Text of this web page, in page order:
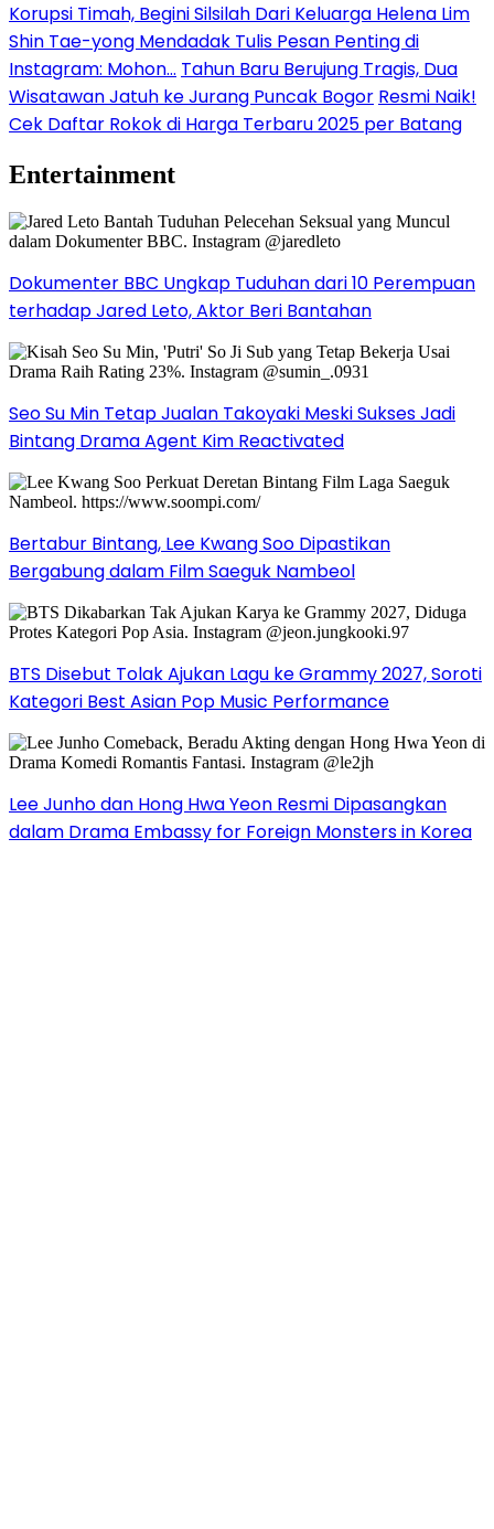
Korupsi Timah, Begini Silsilah Dari Keluarga Helena Lim
Shin Tae-yong Mendadak Tulis Pesan Penting di
Instagram: Mohon… Tahun Baru Berujung Tragis, Dua
Wisatawan Jatuh ke Jurang Puncak Bogor Resmi Naik!
Cek Daftar Rokok di Harga Terbaru 2025 per Batang
Entertainment
Dokumenter BBC Ungkap Tuduhan dari 10 Perempuan
terhadap Jared Leto, Aktor Beri Bantahan
Seo Su Min Tetap Jualan Takoyaki Meski Sukses Jadi
Bintang Drama Agent Kim Reactivated
Bertabur Bintang, Lee Kwang Soo Dipastikan
Bergabung dalam Film Saeguk Nambeol
BTS Disebut Tolak Ajukan Lagu ke Grammy 2027, Soroti
Kategori Best Asian Pop Music Performance
Lee Junho dan Hong Hwa Yeon Resmi Dipasangkan
dalam Drama Embassy for Foreign Monsters in Korea